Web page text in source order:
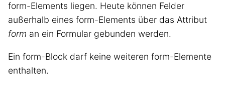
form-Elements liegen. Heute können Felder
außerhalb eines form-Elements über das Attribut
form an ein Formular gebunden werden.
Ein form-Block darf keine weiteren form-Elemente
enthalten.